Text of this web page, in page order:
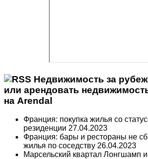
Недвижимость за
или арендовать
на Arendal
Франция: покупка жилья со
резиденции 27.04.2023
Франция: бары и рестораны не
жилья по соседству 26.04.2023
Марсельский квартал Лонгшамп